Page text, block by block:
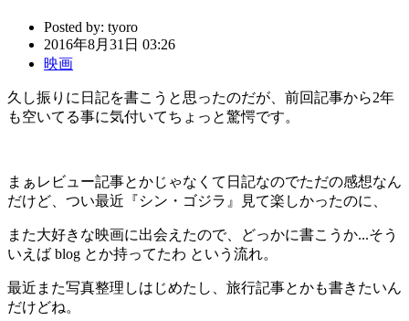
Posted by: tyoro
2016年8月31日 03:26
映画
久し振りに日記を書こうと思ったのだが、前回記事から2年
も空いてる事に気付いてちょっと驚愕です。
まぁレビュー記事とかじゃなくて日記なのでただの感想なん
だけど、つい最近『シン・ゴジラ』見て楽しかったのに、
また大好きな映画に出会えたので、どっかに書こうか...そう
いえば blog とか持ってたわ という流れ。
最近また写真整理しはじめたし、旅行記事とかも書きたいん
だけどね。